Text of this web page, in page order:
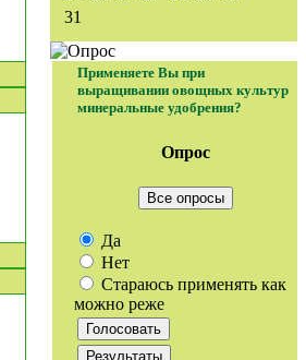
31
Применяете Вы при
выращивании овощных культур
минеральные удобрения?
Опрос
Все опросы
Да
Нет
Стараюсь применять как
можно реже